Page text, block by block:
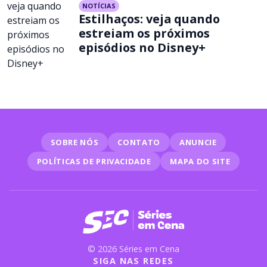
NOTÍCIAS
Estilhaços: veja quando
estreiam os próximos
episódios no Disney+
SOBRE NÓS CONTATO
ANUNCIE
POLÍTICAS DE PRIVACIDADE
MAPA DO SITE
© 2026 Séries em Cena
SIGA NAS REDES